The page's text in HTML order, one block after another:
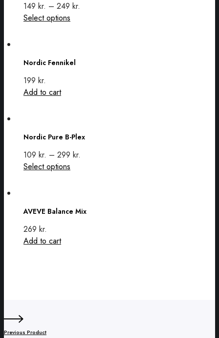
149 kr. – 249 kr.
Select options
variants.
on
product
page
Nordic Fennikel
199 kr.
Add to cart
B-
Plex
Nordic Pure B-Plex
109 kr. – 299 kr.
Select options
variants.
Mix
AVEVE Balance Mix
269 kr.
Add to cart
Previous Product